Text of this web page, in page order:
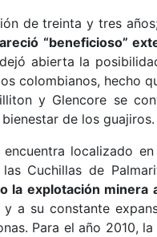
de treinta y tres
“beneficioso”
abierta la
colombianos, hecho
y Glencore se
de los guajiros.
localizado
Cuchillas de
la explotación minera
a su constante
Para el año 2010,